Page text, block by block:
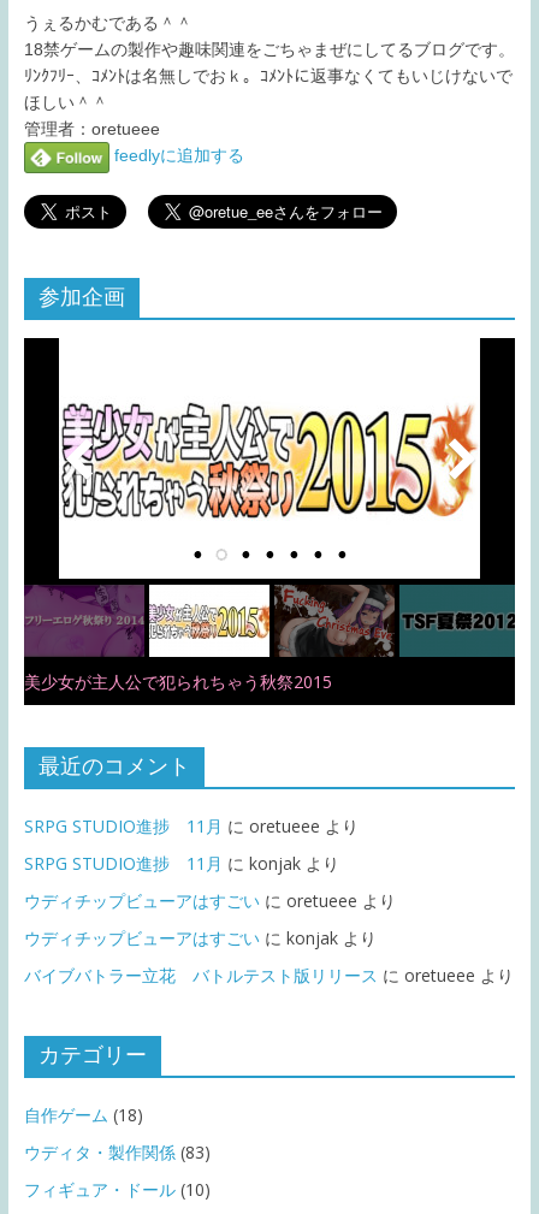
うぇるかむである＾＾
18禁ゲームの製作や趣味関連をごちゃまぜにしてるブログです。
ﾘﾝｸﾌﾘｰ、ｺﾒﾝﾄは名無しでおｋ。ｺﾒﾝﾄに返事なくてもいじけないで
ほしい＾＾
管理者：oretueee
feedlyに追加する
参加企画
美少女が主人公で犯られちゃう秋祭2015
最近のコメント
SRPG STUDIO進捗 11月 に oretueee より
SRPG STUDIO進捗 11月 に konjakより
ウディチップビューアはすごいに oretueee より
ウディチップビューアはすごいに konjakより
バイブバトラー立花 バトルテスト版リリース に oretueee より
カテゴリー
自作ゲーム (18)
ウディタ・製作関係(83)
フィギュア・ドール(10)